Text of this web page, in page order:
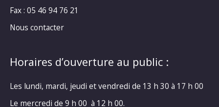
Fax : 05 46 94 76 21
Nous contacter
Horaires d’ouverture au public :
Les lundi, mardi, jeudi et vendredi de 13 h 30 à 17 h 00
Le mercredi de 9 h 00 à 12 h 00.